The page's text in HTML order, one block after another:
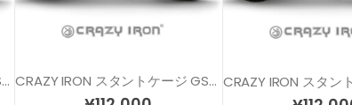
CRAZY IRON スタントケージ GSX-R600/750 (06-07) CRAZY IRON スタントケージ GSX-R600/GSX-R750 (04-05)